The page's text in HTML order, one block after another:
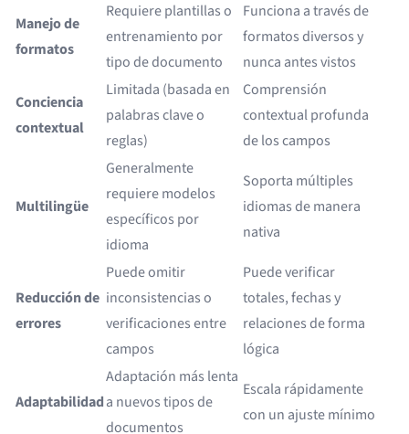
Manejo de
formatos
Requiere plantillas o
entrenamiento por
tipo de documento
Funciona a través de
formatos diversos y
nunca antes vistos
Conciencia
contextual
Limitada (basada en
palabras clave o
reglas)
Comprensión
contextual profunda
de los campos
Multilingüe
Generalmente
requiere modelos
específicos por
idioma
Soporta múltiples
idiomas de manera
nativa
Reducción de
errores
Puede omitir
inconsistencias o
verificaciones entre
campos
Puede verificar
totales, fechas y
relaciones de forma
lógica
Adaptabilidad
Adaptación más lenta
a nuevos tipos de
documentos
Escala rápidamente
con un ajuste mínimo